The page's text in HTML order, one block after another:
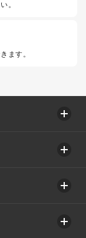
。
ます。